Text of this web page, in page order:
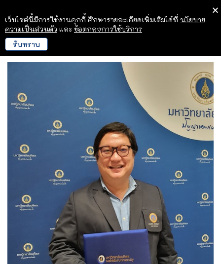
เว็บไซต์นี้มีการใช้งานคุกกี้ ศึกษารายละเอียดเพิ่มเติมได้ที่ นโยบาย
ความเป็นส่วนตัว และ ข้อตกลงการใช้บริการ
รับทราบ